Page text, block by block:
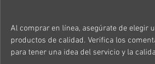
Al comprar en línea, asegúrate de elegir
productos de calidad. Verifica los
para tener una idea del servicio y la